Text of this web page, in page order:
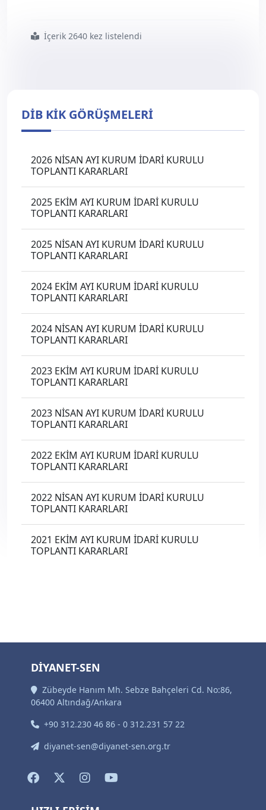
#2011
#nisan
#ayı
#kurum
#idari
#kurul
#kararları
İçerik 2640 kez listelendi
DİB KİK GÖRÜŞMELERİ
2026 NİSAN AYI KURUM İDARİ KURULU
TOPLANTI KARARLARI
2025 EKİM AYI KURUM İDARİ KURULU
TOPLANTI KARARLARI
2025 NİSAN AYI KURUM İDARİ KURULU
TOPLANTI KARARLARI
2024 EKİM AYI KURUM İDARİ KURULU
TOPLANTI KARARLARI
2024 NİSAN AYI KURUM İDARİ KURULU
TOPLANTI KARARLARI
2023 EKİM AYI KURUM İDARİ KURULU
TOPLANTI KARARLARI
2023 NİSAN AYI KURUM İDARİ KURULU
TOPLANTI KARARLARI
2022 EKİM AYI KURUM İDARİ KURULU
TOPLANTI KARARLARI
2022 NİSAN AYI KURUM İDARİ KURULU
TOPLANTI KARARLARI
2021 EKİM AYI KURUM İDARİ KURULU
TOPLANTI KARARLARI
DİYANET-SEN
Zübeyde Hanım Mh. Sebze Bahçeleri Cd. No:86,
06400 Altındağ/Ankara
+90 312.230 46 86 - 0 312.231 57 22
diyanet-sen@diyanet-sen.org.tr